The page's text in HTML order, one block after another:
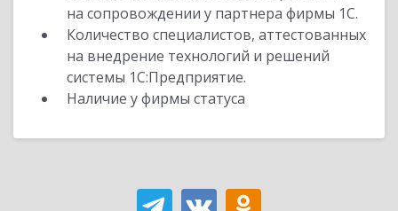
на сопровождении у партнера фирмы 1С.
Количество специалистов, аттестованных
на внедрение технологий и решений
системы 1С:Предприятие.
Наличие у фирмы статуса